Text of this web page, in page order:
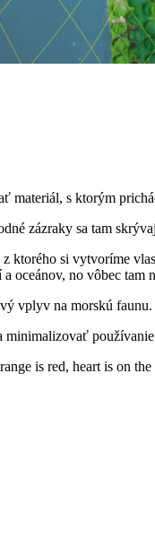
s ktorým
zázraky sa tam
ktorého si vytvoríme
oceánov, no vôbec tam
vplyv na morskú
minimalizovať
is red, heart is on